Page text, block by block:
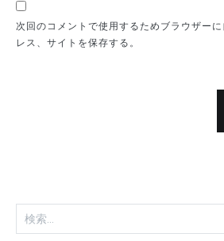
次回のコメントで使用するためブラウザー
レス、サイトを保存する。
検
索: